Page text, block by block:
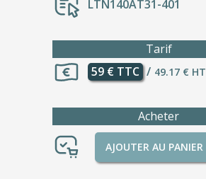
LTN140AT31-401
Tarif
59 € TTC / 49.17 € HT
Acheter
AJOUTER AU PANIER